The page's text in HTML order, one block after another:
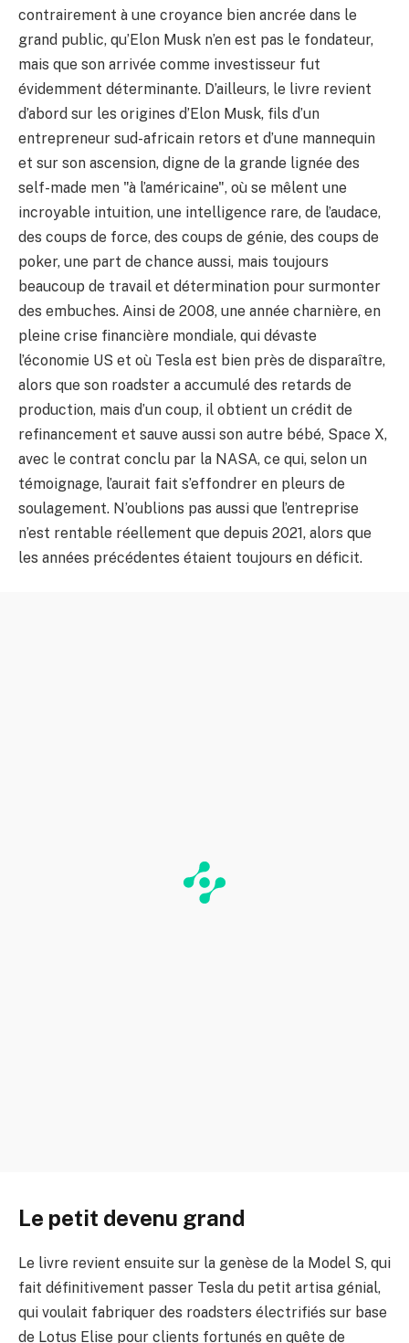
contrairement à une croyance bien ancrée dans le
grand public, qu’Elon Musk n’en est pas le fondateur,
mais que son arrivée comme investisseur fut
évidemment déterminante. D’ailleurs, le livre revient
d’abord sur les origines d’Elon Musk, fils d’un
entrepreneur sud-africain retors et d’une mannequin
et sur son ascension, digne de la grande lignée des
self-made men "à l’américaine", où se mêlent une
incroyable intuition, une intelligence rare, de l’audace,
des coups de force, des coups de génie, des coups de
poker, une part de chance aussi, mais toujours
beaucoup de travail et détermination pour surmonter
des embuches. Ainsi de 2008, une année charnière, en
pleine crise financière mondiale, qui dévaste
l’économie US et où Tesla est bien près de disparaître,
alors que son roadster a accumulé des retards de
production, mais d’un coup, il obtient un crédit de
refinancement et sauve aussi son autre bébé, Space X,
avec le contrat conclu par la NASA, ce qui, selon un
témoignage, l’aurait fait s’effondrer en pleurs de
soulagement. N’oublions pas aussi que l’entreprise
n’est rentable réellement que depuis 2021, alors que
les années précédentes étaient toujours en déficit.
Le petit devenu grand
Le livre revient ensuite sur la genèse de la Model S, qui
fait définitivement passer Tesla du petit artisa génial,
qui voulait fabriquer des roadsters électrifiés sur base
de Lotus Elise pour clients fortunés en quête de